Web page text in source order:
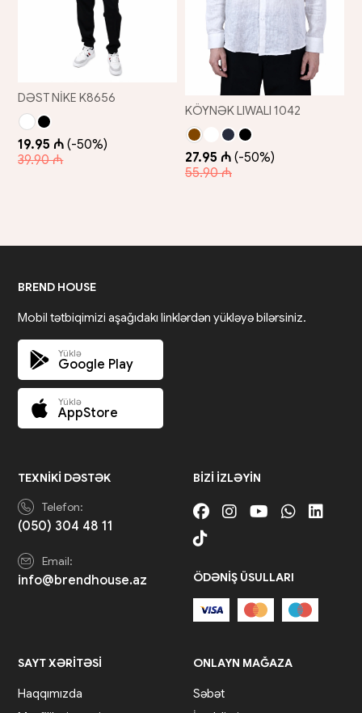
DƏST NİKE K8656
19.95 ₼ (-50%)
39.90 ₼
KÖYNƏK LIWALI 1042
27.95 ₼ (-50%)
55.90 ₼
BREND HOUSE
Mobil tətbiqimizi aşağıdakı linklərdən yükləyə bilərsiniz.
Yüklə
Google Play
Yüklə
AppStore
TEXNIKI DƏSTƏK
Telefon:
(050) 304 48 11
Email:
info@brendhouse.az
SAYT XƏRITƏSI
Haqqımızda
ONLAYN MAĞAZA
Səbət
BIZI IZLƏYIN
ÖDƏNIŞ ÜSULLARI